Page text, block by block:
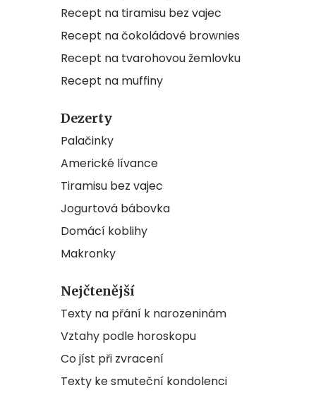
Recept na tiramisu bez vajec
Recept na čokoládové brownies
Recept na tvarohovou žemlovku
Recept na muffiny
Dezerty
Palačinky
Americké lívance
Tiramisu bez vajec
Jogurtová bábovka
Domácí koblihy
Makronky
Nejčtenější
Texty na přání k narozeninám
Vztahy podle horoskopu
Co jíst při zvracení
Texty ke smuteční kondolenci